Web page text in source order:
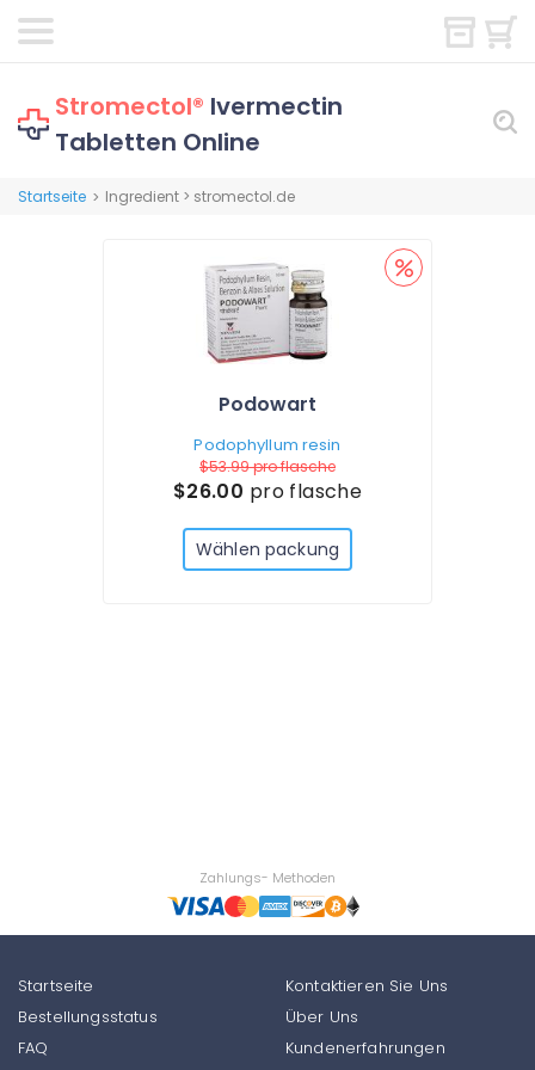
Stromectol® Ivermectin
Tabletten Online
Startseite > Ingredient > stromectol.de
Podowart
Podophyllum resin
$53.99pro flasche
$26.00 pro flasche
Wählen packung
Zahlungs- Methoden
Startseite
Bestellungsstatus
FAQ
Kontaktieren Sie Uns
Über Uns
Kundenerfahrungen